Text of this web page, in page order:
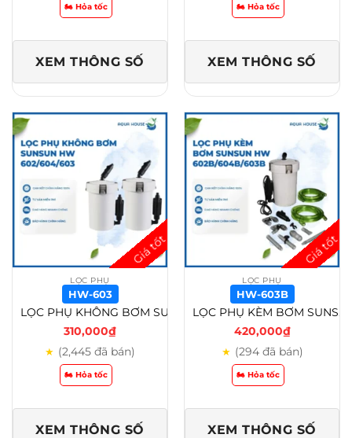
🏍️ Hỏa tốc
XEM THÔNG SỐ
🏍️ Hỏa tốc
XEM THÔNG SỐ
LỌC PHỤ
HW-603
310,000₫
★ (2,445 đã bán)
🏍️ Hỏa tốc
XEM THÔNG SỐ
LỌC PHỤ
HW-603B
LỌC PHỤ KÈM BƠM SUNSUN HW 602B/HW 604B/HW 603B – HW-603B
420,000₫
★ (294 đã bán)
🏍️ Hỏa tốc
XEM THÔNG SỐ